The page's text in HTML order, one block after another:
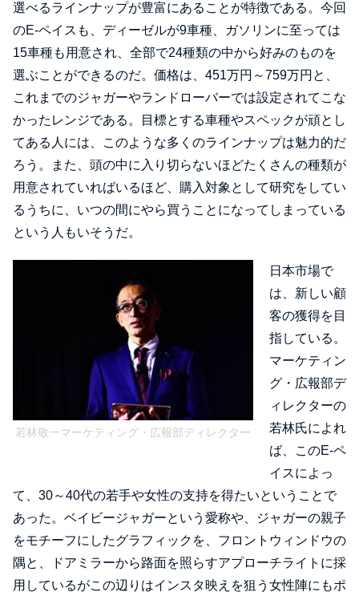
選べるラインナップが豊富にあることが特徴である。今回
のE-ペイスも、ディーゼルが9車種、ガソリンに至っては
15車種も用意され、全部で24種類の中から好みのものを
選ぶことができるのだ。価格は、451万円～759万円と、
これまでのジャガーやランドローバーでは設定されてこな
かったレンジである。目標とする車種やスペックが頑とし
てある人には、このような多くのラインナップは魅力的だ
ろう。また、頭の中に入り切らないほどたくさんの種類が
用意されていればいるほど、購入対象として研究をしてい
るうちに、いつの間にやら買うことになってしまっている
という人もいそうだ。
若林敬一マーケティング・広報部ディレクター
日本市場で
は、新しい顧
客の獲得を目
指している。
マーケティン
グ・広報部デ
ィレクターの
若林氏によれ
ば、このE-ペ
イスによっ
て、30～40代の若手や女性の支持を得たいということで
あった。ベイビージャガーという愛称や、ジャガーの親子
をモチーフにしたグラフィックを、フロントウィンドウの
隅と、ドアミラーから路面を照らすアプローチライトに採
用しているがこの辺りはインスタ映えを狙う女性陣にもポ